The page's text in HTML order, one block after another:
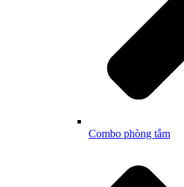
Combo phòng tắm